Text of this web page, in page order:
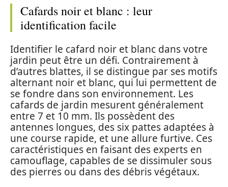
Cafards noir et blanc : leur
identification facile
Identifier le cafard noir et blanc dans votre
jardin peut être un défi. Contrairement à
d’autres blattes, il se distingue par ses motifs
alternant noir et blanc, qui lui permettent de
se fondre dans son environnement. Les
cafards de jardin mesurent généralement
entre 7 et 10 mm. Ils possèdent des
antennes longues, des six pattes adaptées à
une course rapide, et une allure furtive. Ces
caractéristiques en faisant des experts en
camouflage, capables de se dissimuler sous
des pierres ou dans des débris végétaux.